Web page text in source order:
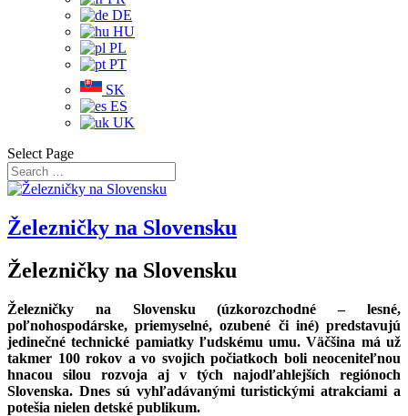
DE
HU
PL
PT
SK
ES
UK
Select Page
Železničky na Slovensku
Železničky na Slovensku
Železničky na Slovensku (úzkorozchodné – lesné,
poľnohospodárske, priemyselné, ozubené či iné) predstavujú
jedinečné technické pamiatky ľudskému umu. Väčšina má už
takmer 100 rokov a vo svojich počiatkoch boli neoceniteľnou
hnacou silou rozvoja aj v tých najodľahlejších regiónoch
Slovenska. Dnes sú vyhľadávanými turistickými atrakciami a
potešia nielen detské publikum.